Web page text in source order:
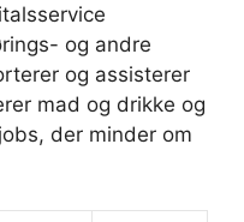
og andre
og assisterer
mad og drikke og
der minder om